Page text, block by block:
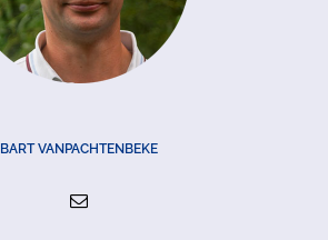
BART VANPACHTENBEKE